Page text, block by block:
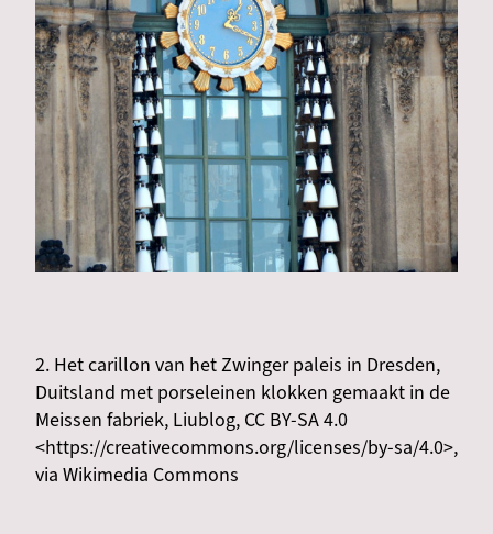
2. Het carillon van het Zwinger paleis in Dresden,
Duitsland met porseleinen klokken gemaakt in de
Meissen fabriek, Liublog, CC BY-SA 4.0
<https://creativecommons.org/licenses/by-sa/4.0>,
via Wikimedia Commons